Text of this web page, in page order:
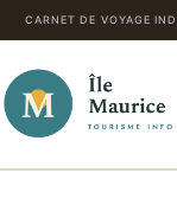
CARNET DE VOYAGE